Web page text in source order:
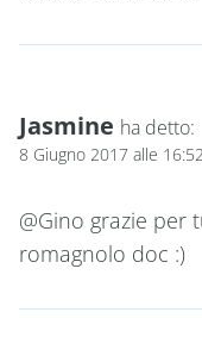
Jasmine ha detto:
8 Giugno 2017 alle 16:52
@Gino grazie per
romagnolo doc :)